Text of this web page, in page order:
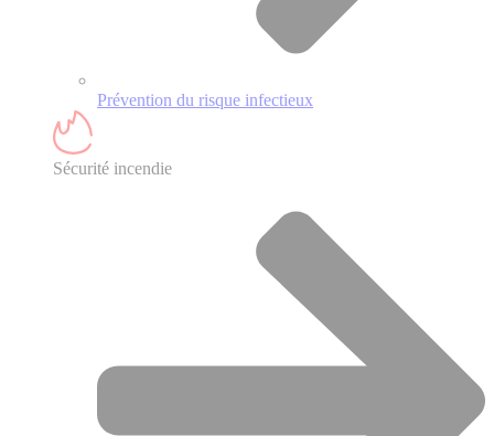
Prévention du risque infectieux
Sécurité incendie